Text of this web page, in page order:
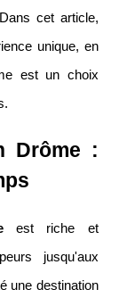
cet article,
unique, en
est un choix
Drôme :
est riche et
jusqu'aux
une destination